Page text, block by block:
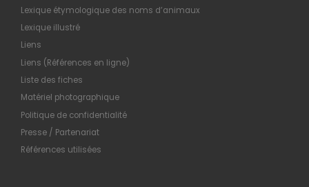
Lexique étymologique des noms d’animaux
Lexique illustré
Liens
Liens (Références en ligne)
Liste des fiches
Matériel photographique
Politique de confidentialité
Presse / Partenariat
Références utilisées